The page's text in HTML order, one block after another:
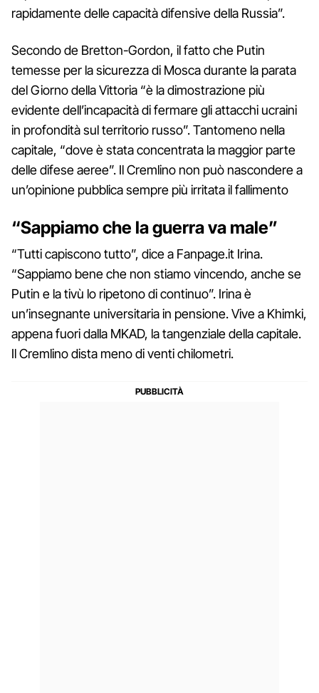
rapidamente delle capacità difensive della Russia”.
Secondo de Bretton-Gordon, il fatto che Putin
temesse per la sicurezza di Mosca durante la parata
del Giorno della Vittoria “è la dimostrazione più
evidente dell’incapacità di fermare gli attacchi ucraini
in profondità sul territorio russo”. Tantomeno nella
capitale, “dove è stata concentrata la maggior parte
delle difese aeree”. Il Cremlino non può nascondere a
un’opinione pubblica sempre più irritata il fallimento
“Sappiamo che la guerra va male”
“Tutti capiscono tutto”, dice a Fanpage.it Irina.
“Sappiamo bene che non stiamo vincendo, anche se
Putin e la tivù lo ripetono di continuo”. Irina è
un’insegnante universitaria in pensione. Vive a Khimki,
appena fuori dalla MKAD, la tangenziale della capitale.
Il Cremlino dista meno di venti chilometri.